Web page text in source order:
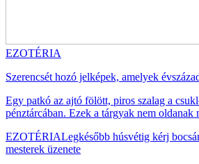
EZOTÉRIA
Szerencsét hozó jelképek, amelyek
Egy patkó az ajtó fölött, piros szalag a
pénztárcában. Ezek a tárgyak nem oldanak
EZOTÉRIALegkésőbb húsvétig kérj
mesterek üzenete